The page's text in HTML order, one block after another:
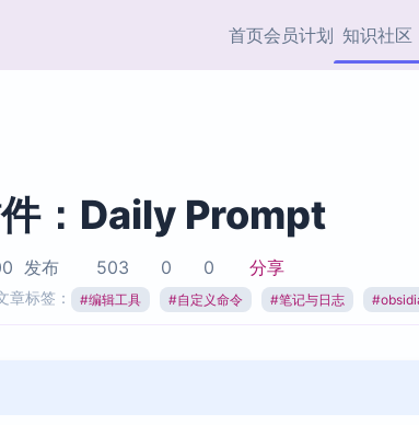
首页会员计划 知识社区
协作者
热门链接 Top5
加速访问 Obsidian 官方
市场
插件
：Daily Prompt
发布 503 0 0 分享
章标签： #编辑工具 #自定义命令 #笔记与日志 #